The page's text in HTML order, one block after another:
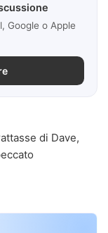
Google o Apple
di Dave,